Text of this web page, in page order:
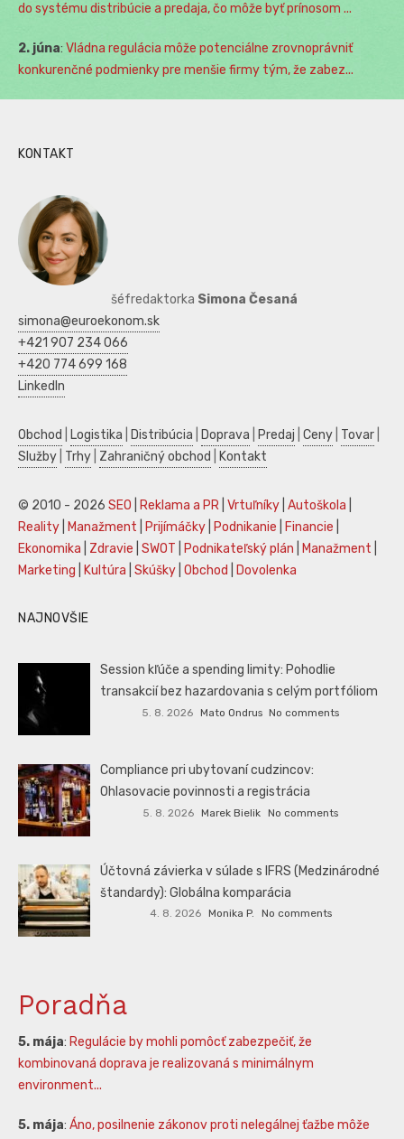
do systému distribúcie a predaja, čo môže byť prínosom ...
2. júna: Vládna regulácia môže potenciálne zrovnoprávniť
konkurenčné podmienky pre menšie firmy tým, že zabez...
KONTAKT
šéfredaktorka Simona Česaná
simona@euroekonom.sk
+421 907 234 066
+420 774 699 168
LinkedIn
Obchod Logistika Distribúcia Doprava Predaj Ceny Tovar
Služby Trhy Zahraničný obchod Kontakt
© 2010 - 2026 SEO Reklama a PR Vrtuľníky Autoškola
Reality
Manažment Prijímáčky Podnikanie Financie
Ekonomika
Zdravie SWOT Podnikateľský plán Manažment
Marketing
Kultúra Skúšky Obchod Dovolenka
NAJNOVŠIE
Session kľúče a spending limity: Pohodlie
transakcií bez hazardovania s celým portfóliom
5. 8. 2026 Mato Ondrus No comments
Compliance pri ubytovaní cudzincov:
Ohlasovacie povinnosti a registrácia
5. 8. 2026 Marek Bielik No comments
Účtovná závierka v súlade s IFRS (Medzinárodné
štandardy): Globálna komparácia
4. 8. 2026 Monika P. No comments
Poradňa
5. mája: Regulácie by mohli pomôcť zabezpečiť, že
kombinovaná doprava je realizovaná s minimálnym
environment...
5. mája: Áno, posilnenie zákonov proti nelegálnej ťažbe môže